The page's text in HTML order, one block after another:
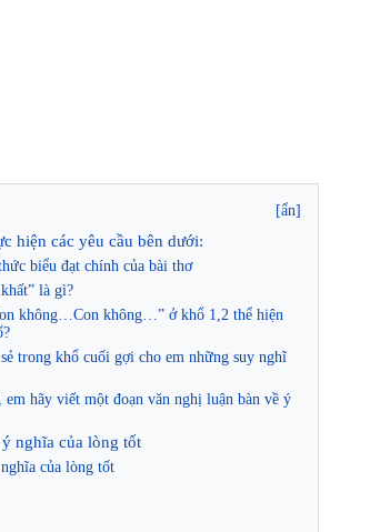
[ẩn]
hiện các yêu cầu bên dưới:
biểu đạt chính của bài thơ
là gì?
không…Con không…” ở khổ 1,2 thể hiện
trong khổ cuối gợi cho em những suy nghĩ
hãy viết một đoạn văn nghị luận bàn về ý
nghĩa của lòng tốt
của lòng tốt